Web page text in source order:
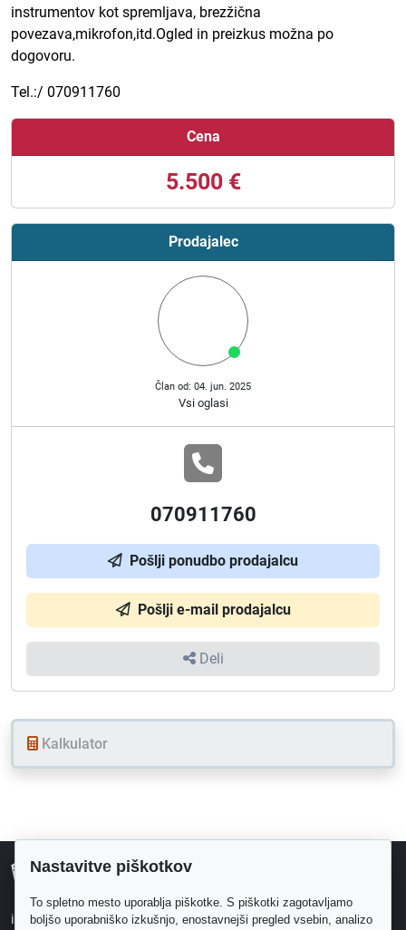
instrumentov kot spremljava, brezžična
povezava,mikrofon,itd.Ogled in preizkus možna po
dogovoru.
Tel.:/ 070911760
Cena
5.500 €
Prodajalec
Član od: 04. jun. 2025
Vsi oglasi
070911760
Pošlji ponudbo prodajalcu
Pošlji e-mail prodajalcu
Deli
Kalkulator
info@svetharmonik.com
Proizvajalci
Šole
Nastavitve piškotkov
To spletno mesto uporablja piškotke. S piškotki zagotavljamo
boljšo uporabniško izkušnjo, enostavnejši pregled vsebin, analizo